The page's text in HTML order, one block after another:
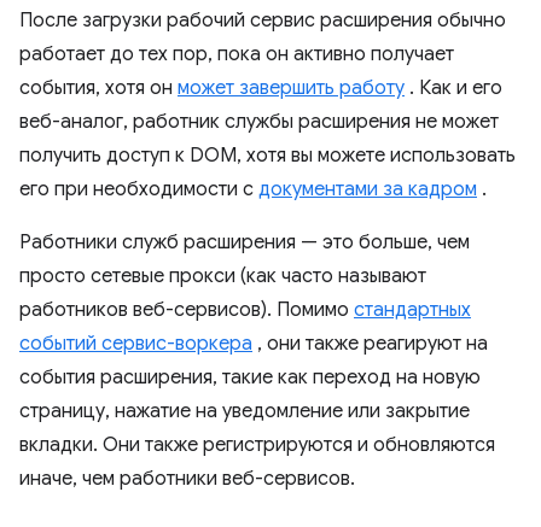
После загрузки рабочий сервис расширения обычно
работает до тех пор, пока он активно получает
события, хотя он может завершить работу . Как и его
веб-аналог, работник службы расширения не может
получить доступ к DOM, хотя вы можете использовать
его при необходимости с документами за кадром .
Работники служб расширения — это больше, чем
просто сетевые прокси (как часто называют
работников веб-сервисов). Помимо стандартных
событий сервис-воркера , они также реагируют на
события расширения, такие как переход на новую
страницу, нажатие на уведомление или закрытие
вкладки. Они также регистрируются и обновляются
иначе, чем работники веб-сервисов.